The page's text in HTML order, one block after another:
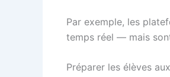
Par exemple, les
temps réel — mais
Préparer les élèves